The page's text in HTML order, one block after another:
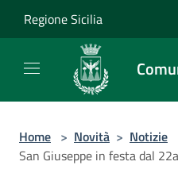
Regione Sicilia
Home > Novità > Notizie
San Giuseppe in festa dal